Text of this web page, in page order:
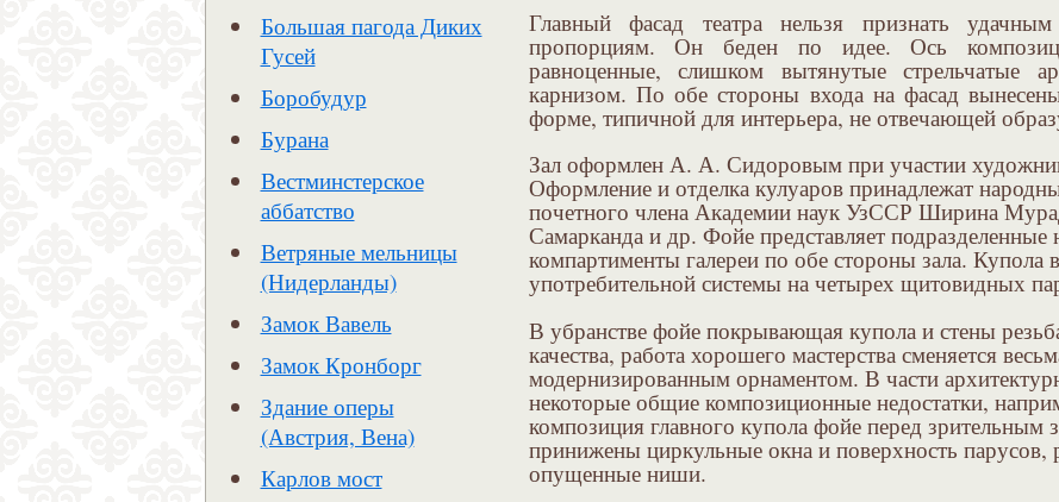
Большая пагода Диких
Гусей
Боробудур
Бурана
Вестминстерское
аббатство
Ветряные мельницы
(Нидерланды)
Замок Вавель
Замок Кронборг
Здание оперы
(Австрия, Вена)
Карлов мост
Главный фасад театра нельзя признать
пропорциям. Он беден по идее. Ось
равноценные, слишком вытянутые стрельчатые
карнизом. По обе стороны входа на фасад
форме, типичной для интерьера, не отвечающей
Зал оформлен А. А. Сидоровым при участии
Оформление и отделка кулуаров принадлежат
почетного члена Академии наук УзССР Ширина
Самарканда и др. Фойе представляет подразделенные
компартименты галереи по обе стороны зала.
употребительной системы на четырех щитовидных
В убранстве фойе покрывающая купола и стены
качества, работа хорошего мастерства сменяется
модернизированным орнаментом. В части
некоторые общие композиционные недостатки,
композиция главного купола фойе перед зрительным
принижены циркульные окна и поверхность
опущенные ниши.